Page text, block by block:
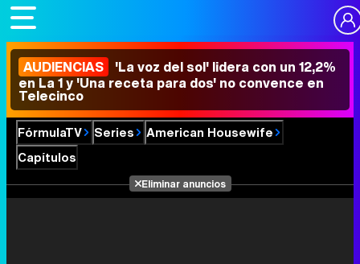
AUDIENCIAS 'La voz del sol' lidera con un 12,2%
en La 1 y 'Una receta para dos' no convence en
Telecinco
FórmulaTV Series
American Housewife
Capítulos
Eliminar anuncios